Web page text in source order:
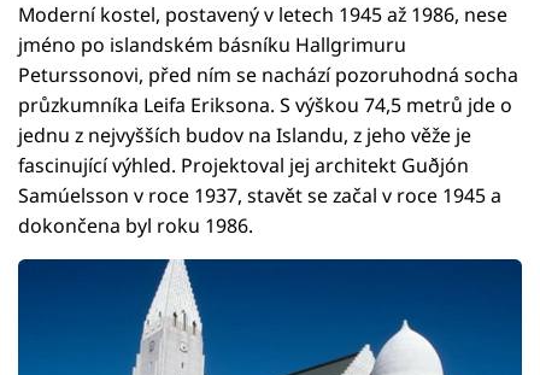
Moderní kostel, postavený v letech 1945 až 1986, nese
jméno po islandském básníku Hallgrimuru
Peturssonovi, před ním se nachází pozoruhodná socha
průzkumníka Leifa Eriksona. S výškou 74,5 metrů jde o
jednu z nejvyšších budov na Islandu, z jeho věže je
fascinující výhled. Projektoval jej architekt Guðjón
Samúelsson v roce 1937, stavět se začal v roce 1945 a
dokončena byl roku 1986.